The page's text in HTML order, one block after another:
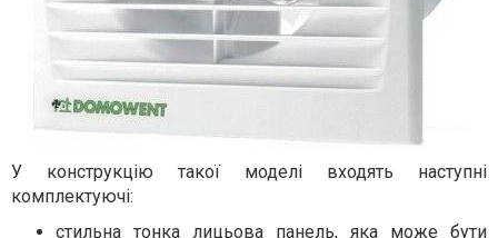
У конструкцію такої моделі входять наступні
комплектуючі:
стильна тонка лицьова панель, яка може бути